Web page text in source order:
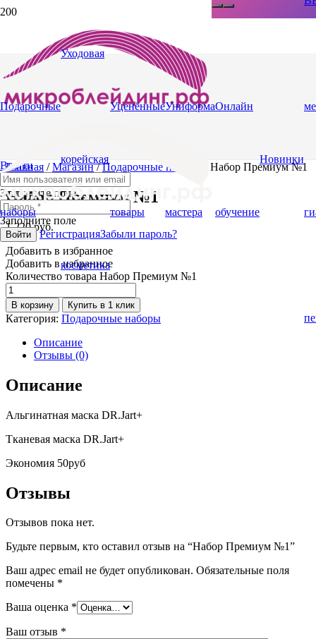
Подарочные
наборы
Уходовая
корейская
косметика
Уценённые
товары
Униформа
мастера
Онлайн
обучение
Новинки
Выйти
Заполните поле
Заполните поле
Войти РегистрацияЗабыли пароль?
Главная /Магазин/Подарочные наборы / Набор Премиум №1
Набор Премиум №1
1,220руб.
Добавить в избранное
Добавить в избранное
Количество товара Набор Премиум №1
В корзину Купить в 1 клик
Категория: Подарочные наборы
Описание
Отзывы (0)
Описание
Альгинатная маска DR.Jart+
Тканевая маска DR.Jart+
Экономия 50руб
Отзывы
Отзывов пока нет.
Будьте первым, кто оставил отзыв на “Набор Премиум №1”
Ваш адрес email не будет опубликован. Обязательные поля
помечены *
Ваша оценка *
Ваш отзыв *